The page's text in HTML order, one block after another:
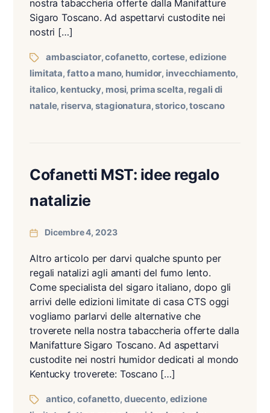
nostra tabaccheria offerte dalla Manifatture
Sigaro Toscano. Ad aspettarvi custodite nei
nostri […]
ambasciator,cofanetto,cortese,edizione
limitata,fatto a mano, humidor, invecchiamento,
italico, kentucky, mosi, prima scelta, regali di
natale, riserva,stagionatura,storico,toscano
Cofanetti MST: idee regalo
natalizie
Dicembre 4, 2023
Altro articolo per darvi qualche spunto per
regali natalizi agli amanti del fumo lento.
Come specialista del sigaro italiano, dopo gli
arrivi delle edizioni limitate di casa CTS oggi
vogliamo parlarvi delle alternative che
troverete nella nostra tabaccheria offerte dalla
Manifatture Sigaro Toscano. Ad aspettarvi
custodite nei nostri humidor dedicati al mondo
Kentucky troverete: Toscano […]
antico,cofanetto, duecento, edizione